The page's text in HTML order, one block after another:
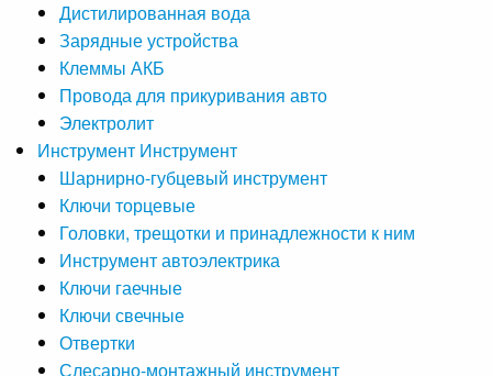
Дистилированная вода
Зарядные устройства
Клеммы АКБ
Провода для прикуривания авто
Электролит
Инструмент Инструмент
Шарнирно-губцевый инструмент
Ключи торцевые
Головки, трещотки и принадлежности к ним
Инструмент автоэлектрика
Ключи гаечные
Ключи свечные
Отвертки
Слесарно-монтажный инструмент